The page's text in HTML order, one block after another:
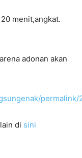
menit,angkat.
adonan akan
permalink/
di sini